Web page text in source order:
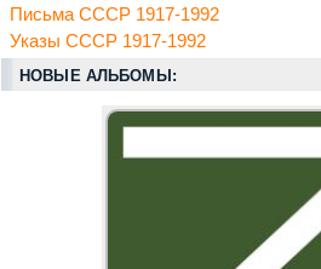
Письма СССР 1917-1992
Указы СССР 1917-1992
НОВЫЕ АЛЬБОМЫ: